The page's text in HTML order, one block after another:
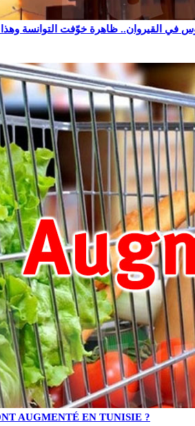
في القيروان.. ظاهرة خوّفت التوانسة وهذا
AUGMENTÉ EN TUNISIE ?